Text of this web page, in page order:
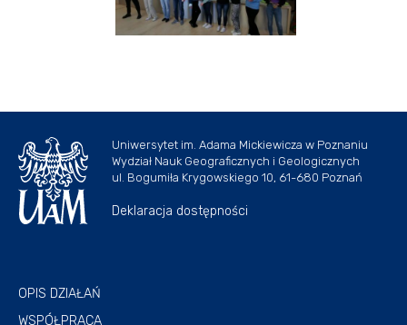
Uniwersytet im. Adama Mickiewicza w Poznaniu
Wydział Nauk Geograficznych i Geologicznych
ul. Bogumiła Krygowskiego 10, 61-680 Poznań
Deklaracja dostępności
OPIS DZIAŁAŃ
WSPÓŁPRACA